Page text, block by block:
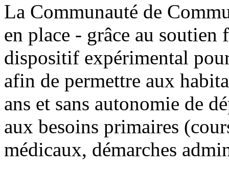
La Communauté de
en place - grâce au
dispositif expérimental
afin de permettre aux
ans et sans autonomie de
aux besoins primaires
médicaux, démarches